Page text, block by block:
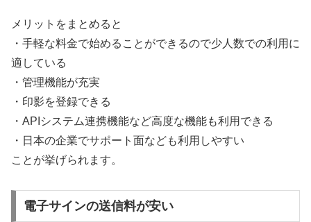
メリットをまとめると
・手軽な料金で始めることができるので少人数での利用に
適している
・管理機能が充実
・印影を登録できる
・APIシステム連携機能など高度な機能も利用できる
・日本の企業でサポート面なども利用しやすい
ことが挙げられます。
電子サインの送信料が安い